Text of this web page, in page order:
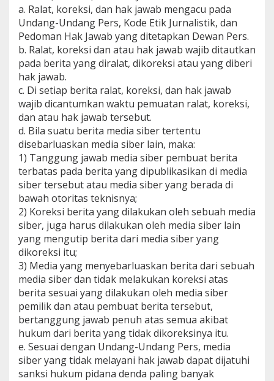
a. Ralat, koreksi, dan hak jawab mengacu pada
Undang-Undang Pers, Kode Etik Jurnalistik, dan
Pedoman Hak Jawab yang ditetapkan Dewan Pers.
b. Ralat, koreksi dan atau hak jawab wajib ditautkan
pada berita yang diralat, dikoreksi atau yang diberi
hak jawab.
c. Di setiap berita ralat, koreksi, dan hak jawab
wajib dicantumkan waktu pemuatan ralat, koreksi,
dan atau hak jawab tersebut.
d. Bila suatu berita media siber tertentu
disebarluaskan media siber lain, maka:
1) Tanggung jawab media siber pembuat berita
terbatas pada berita yang dipublikasikan di media
siber tersebut atau media siber yang berada di
bawah otoritas teknisnya;
2) Koreksi berita yang dilakukan oleh sebuah media
siber, juga harus dilakukan oleh media siber lain
yang mengutip berita dari media siber yang
dikoreksi itu;
3) Media yang menyebarluaskan berita dari sebuah
media siber dan tidak melakukan koreksi atas
berita sesuai yang dilakukan oleh media siber
pemilik dan atau pembuat berita tersebut,
bertanggung jawab penuh atas semua akibat
hukum dari berita yang tidak dikoreksinya itu.
e. Sesuai dengan Undang-Undang Pers, media
siber yang tidak melayani hak jawab dapat dijatuhi
sanksi hukum pidana denda paling banyak